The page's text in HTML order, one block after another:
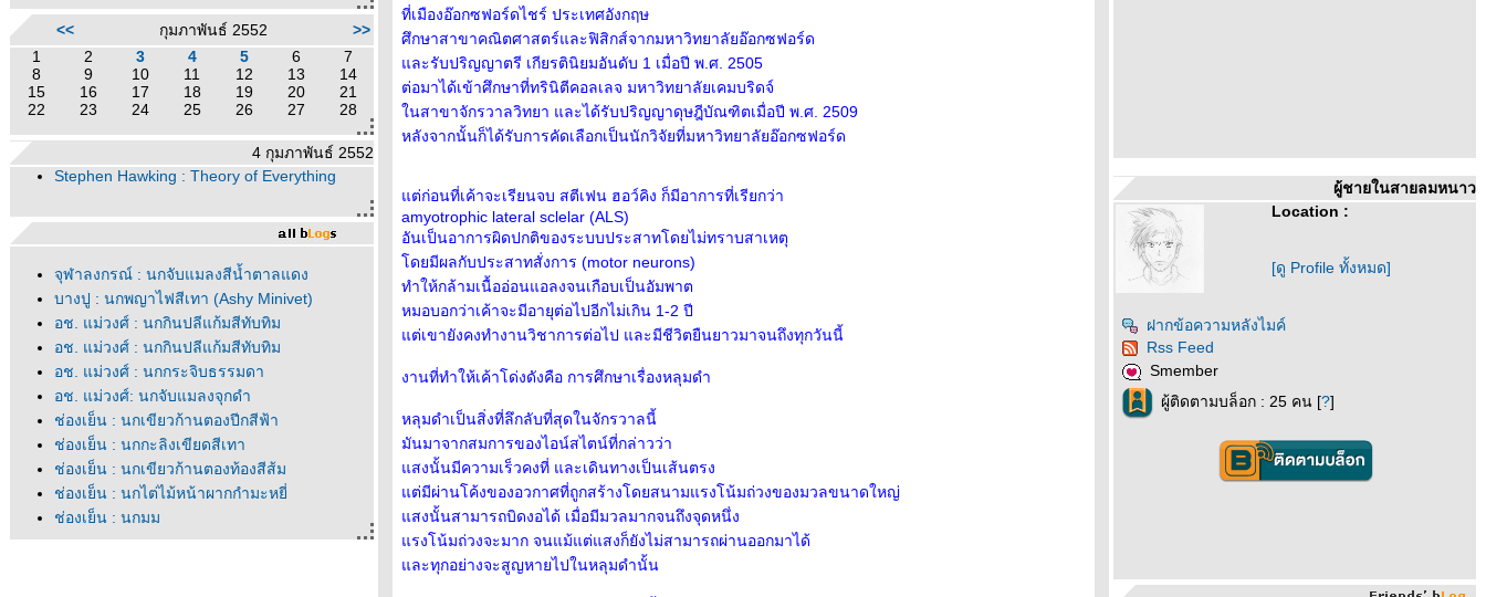
<< กุมภาพันธ์ 2552
>>
1
2 3 4 5 6
7
8
9 10 11 12 13
14
15
16 17 18 19 20
21
22
23 24 25 26 27 28
4 กุมภาพันธ์ 2552
Stephen Hawking : Theory of Everything
จุฬาลงกรณ์ : นกจับแมลงสีน้ำตาลแดง
บางปู : นกพญาไฟสีเทา (Ashy Minivet)
อช. แม่วงศ์ : นกกินปลีแก้มสีทับทิม
อช. แม่วงศ์ : นกกินปลีแก้มสีทับทิม
อช. แม่วงศ์ : นกกระจิบธรรมดา
อช. แม่วงศ์: นกจับแมลงจุกดำ
ช่องเย็น : นกเขียวก้านตองปีกสีฟ้า
ช่องเย็น : นกกะลิงเขียดสีเทา
ช่องเย็น : นกเขียวก้านตองท้องสีส้ม
ช่องเย็น : นกไต่ไม้หน้าผากกำมะหยี่
ช่องเย็น : นกมูม
ช่องเย็น : นกกินแมลงอกเหลือง
ที่เมืองอ๊อกซฟอร์ดไชร์ ประเทศอังกฤษ
ศึกษาสาขาคณิตศาสตร์และฟิสิกส์จากมหาวิทยาลัยอ๊อกซฟอร์ด
ละรับปริญญาตรี เกียรตินิยมอันดับ 1 เมื่อปี พ.ศ. 2505
ต่อมาได้เข้าศึกษาที่ทรินิตีคอลเลจ มหาวิทยาลัยเคมบริดจ์
นสาขาจักรวาลวิทยา และได้รับปริญญาดุษฎีบัณฑิตเมื่อปี พ.ศ. 2509
หลังจากนั้นก็ได้รับการคัดเลือกเป็นนักวิจัยที่มหาวิทยาลัยอ๊อกซฟอร์ด
ต่ก่อนที่เค้าจะเรียนจบ สตีเฟน ฮอว์คิง ก็มีอาการที่เรียกว่า
amyotrophic lateral sclelar (ALS)
อันเป็นอาการผิดปกติของระบบประสาทโดยไม่ทราบสาเหตุ
ดยมีผลกับประสาทสั่งการ (motor neurons)
ทำให้กล้ามเนื้ออ่อนแอลงจนเกือบเป็นอัมพาต
หมอบอกว่าเค้าจะมีอายุต่อไปอีกไม่เกิน 1-2 ปี
ต่เขายังคงทำงานวิชาการต่อไป และมีชีวิตยืนยาวมาจนถึงทุกวันนี้
งานที่ทำให้เค้าโด่งดังคือ การศึกษาเรื่องหลุมดำ
หลุมดำเป็นสิ่งที่ลึกลับที่สุดในจักรวาลนี้
มันมาจากสมการของไอน์สไตน์ที่กล่าวว่า
สงนั้นมีความเร็วคงที่ และเดินทางเป็นเส้นตรง
ต่มีผ่านโค้งของอวกาศที่ถูกสร้างโดยสนามแรงโน้มถ่วงของมวลขนาดใหญ่
สงนั้นสามารถบิดงอได้ เมื่อมีมวลมากจนถึงจุดหนึ่ง
รงโน้มถ่วงจะมาก จนแม้แต่แสงก็ยังไม่สามารถผ่านออกมาได้
ละทุกอย่างจะสูญหายไปในหลุมดำนั้น
ผู้ชายในสายลมหนาว
Location :
[ดู Profile ทั้งหมด]
ฝากข้อความหลังไมค์
Rss Feed
Smember
ผู้ติดตามบล็อก : 25 คน [?]